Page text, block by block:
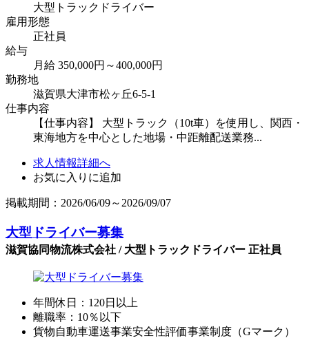
大型トラックドライバー
雇用形態
正社員
給与
月給 350,000円～400,000円
勤務地
滋賀県大津市松ヶ丘6-5-1
仕事内容
【仕事内容】 大型トラック（10t車）を使用し、関西・
東海地方を中心とした地場・中距離配送業務...
求人情報詳細へ
お気に入りに追加
掲載期間：2026/06/09～2026/09/07
大型ドライバー募集
滋賀協同物流株式会社 / 大型トラックドライバー 正社員
年間休日：120日以上
離職率：10％以下
貨物自動車運送事業安全性評価事業制度（Gマーク）